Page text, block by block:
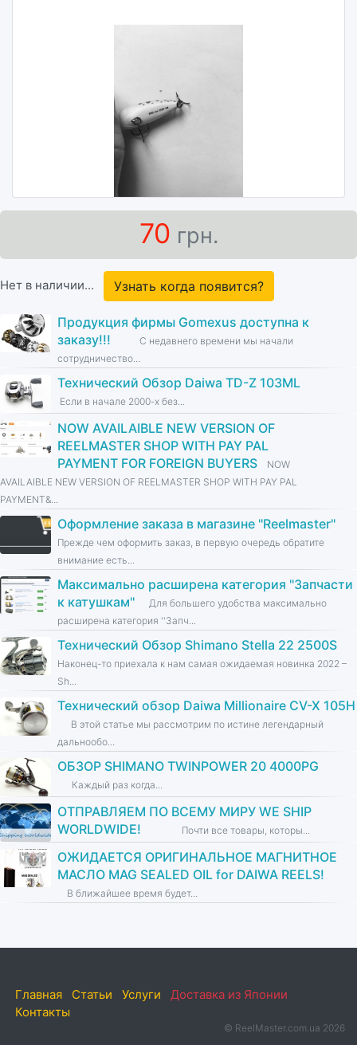
70 грн.
Нет в наличии... Узнать когда появится?
Продукция фирмы Gomexus доступна к
заказу!!!
С недавнего времени мы начали
сотрудничество...
Технический Обзор Daiwa TD-Z 103ML
Если в начале 2000-х без...
NOW AVAILAIBLE NEW VERSION OF
REELMASTER SHOP WITH PAY PAL
PAYMENT FOR FOREIGN BUYERS
NOW
AVAILAIBLE NEW VERSION OF REELMASTER SHOP WITH PAY PAL
PAYMENT&...
Оформление заказа в магазине ''Reelmaster''
Прежде чем оформить заказ, в первую очередь обратите
внимание есть...
Максимально расширена категория ''Запчасти
к катушкам''
Для большего удобства максимально
расширена категория ''Запч...
Технический Обзор Shimano Stella 22 2500S
Наконец-то приехала к нам самая ожидаемая новинка 2022 –
Sh...
Технический обзор Daiwa Millionaire CV-X 105H
В этой статье мы рассмотрим по истине легендарный
дальнообо...
ОБЗОР SHIMANO TWINPOWER 20 4000PG
Каждый раз когда...
ОТПРАВЛЯЕМ ПО ВСЕМУ МИРУ WE SHIP
WORLDWIDE!
Почти все товары, которы...
ОЖИДАЕТСЯ ОРИГИНАЛЬНОЕ МАГНИТНОЕ
МАСЛО MAG SEALED OIL for DAIWA REELS!
В ближайшее время будет...
Главная Статьи Услуги
Доставка из Японии
Контакты
© ReelMaster.com.ua 2026